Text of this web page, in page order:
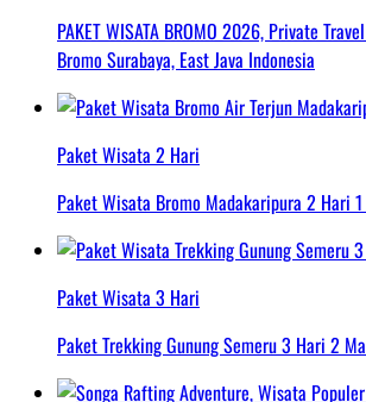
PAKET WISATA BROMO 2026, Private
Bromo Surabaya, East Java Indonesia
Paket Wisata 2 Hari
Paket Wisata Bromo Madakaripura 2 Hari
Paket Wisata 3 Hari
Paket Trekking Gunung Semeru 3 Hari 2